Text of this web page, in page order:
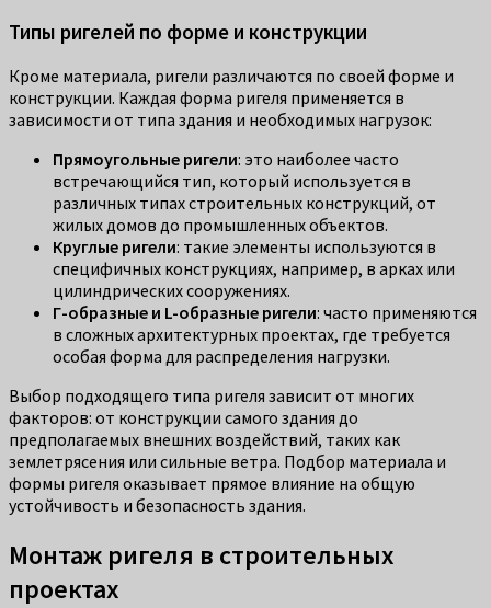
Типы ригелей по форме и конструкции
Кроме материала, ригели различаются по своей форме и
конструкции. Каждая форма ригеля применяется в
зависимости от типа здания и необходимых нагрузок:
Прямоугольные ригели: это наиболее часто
встречающийся тип, который используется в
различных типах строительных конструкций, от
жилых домов до промышленных объектов.
Круглые ригели: такие элементы используются в
специфичных конструкциях, например, в арках или
цилиндрических сооружениях.
Г-образные и L-образные ригели: часто применяются
в сложных архитектурных проектах, где требуется
особая форма для распределения нагрузки.
Выбор подходящего типа ригеля зависит от многих
факторов: от конструкции самого здания до
предполагаемых внешних воздействий, таких как
землетрясения или сильные ветра. Подбор материала и
формы ригеля оказывает прямое влияние на общую
устойчивость и безопасность здания.
Монтаж ригеля в строительных
проектах